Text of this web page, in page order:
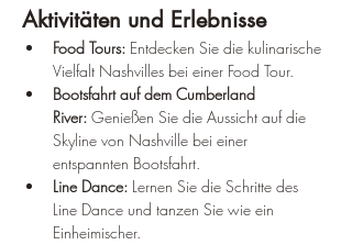
Aktivitäten und Erlebnisse
Food Tours: Entdecken Sie die kulinarische
Vielfalt Nashvilles bei einer Food Tour.
Bootsfahrt auf dem Cumberland
River: Genießen Sie die Aussicht auf die
Skyline von Nashville bei einer
entspannten Bootsfahrt.
Line Dance: Lernen Sie die Schritte des
Line Dance und tanzen Sie wie ein
Einheimischer.